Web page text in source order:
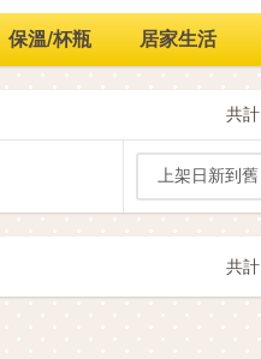
保溫/杯瓶 居家生活
共計
共計